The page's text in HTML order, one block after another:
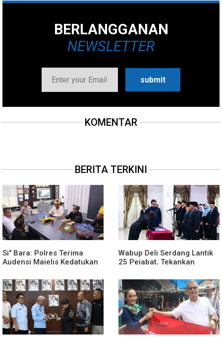
BERLANGGANAN
NEWSLETTER
KOMENTAR
BERITA TERKINI
Si" Bara: Polres Terima
Audensi Majelis Kedatukan
Wabup Deli Serdang Lantik
25 Pejabat, Tekankan
Cepat dan Humanis